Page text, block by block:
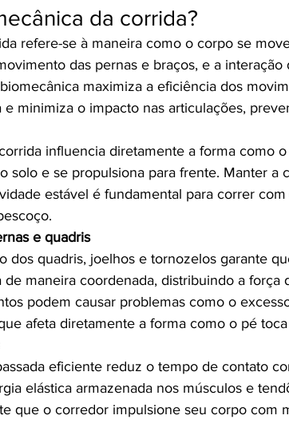
da corrida?
refere-se à maneira como o corpo se
das pernas e braços, e a interação
maximiza a eficiência dos
minimiza o impacto nas articulações,
influencia diretamente a forma como
solo e se propulsiona para frente. Manter a
estável é fundamental para correr
e quadris
dos quadris, joelhos e tornozelos garante
de maneira coordenada, distribuindo a força
podem causar problemas como o
afeta diretamente a forma como o pé
eficiente reduz o tempo de contato
elástica armazenada nos músculos e
que o corredor impulsione seu corpo com